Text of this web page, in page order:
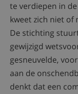
te verdiepen in
kweet zich niet of
De stichting
gewijzigd
gesneuvelde,
aan de
denkt dat een